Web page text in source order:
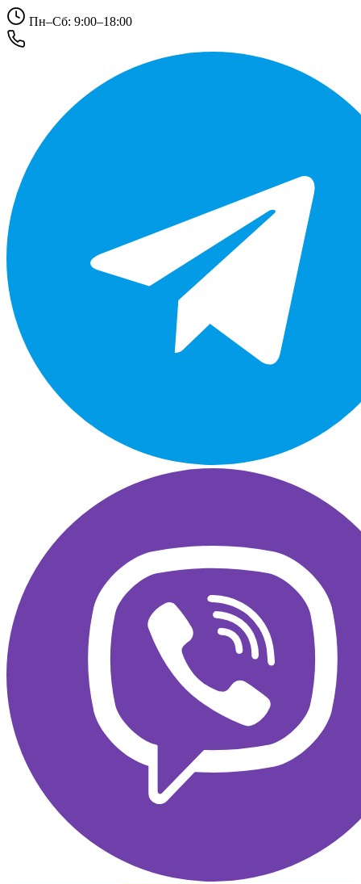
Пн–Сб: 9:00–18:00